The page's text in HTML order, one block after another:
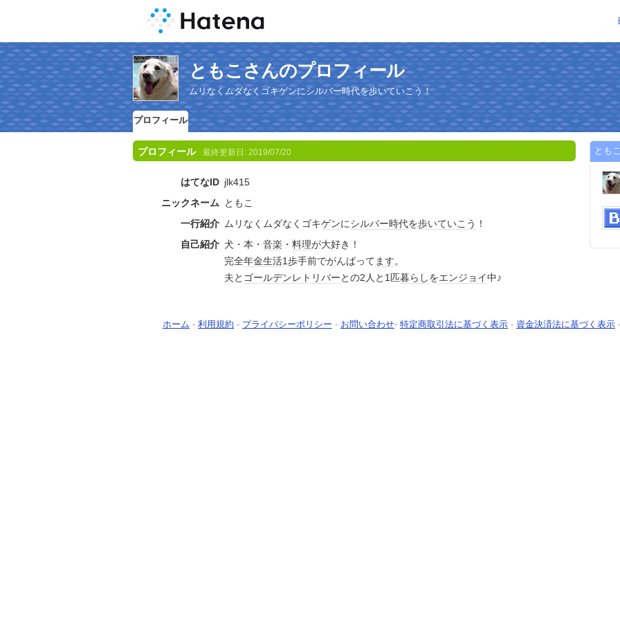
ともこさんのプロフィール
ムリなくムダなくゴキゲンにシルバー時代を歩いていこう！
プロフィール
プロフィール 最終更新日: 2019/07/20
はてなID jlk415
ニックネーム ともこ
一行紹介 ムリなくムダなくゴキゲンにシルバー時代を歩いていこう ！
自己紹介 犬・本・ 音楽 ・ 料理が大好き！
完全年金生活1歩手前でがんばってます。
夫と ゴールデンレトリバーとの2人と1匹暮らしをエンジョイ中♪
とも
ホーム - 利用規約 - プライバシーポリシー - お問い合わせ- 特定商取引法に基づく表示 - 資金決済法に基づく表示 -